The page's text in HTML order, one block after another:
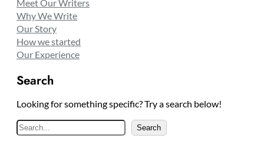
Meet Our Writers
Why We Write
Our Story
How we started
Our Experience
Search
Looking for something specific? Try a search below!
e
Search